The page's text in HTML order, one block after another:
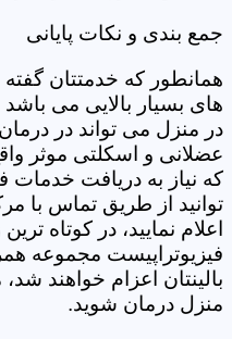
جمع بندی و نکات پایانی
همانطور که خدمتتان
های بسیار بالایی می باشد
در منزل می تواند در
عضلانی و اسکلتی موثر
که نیاز به دریافت خدمات
توانید از طریق تماس با
اعلام نمایید، در کوتاه
فیزیوتراپیست مجموعه
بالینتان اعزام خواهند شد،
منزل درمان شوید.